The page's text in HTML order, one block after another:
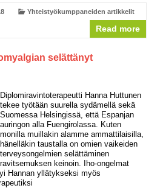
Yhteistyökumppaneiden artikkelit
Read more
selättänyt
Diplomiravintoterapeutti Hanna Huttunen
tekee työtään suurella sydämellä sekä
Suomessa Helsingissä, että Espanjan
auringon alla Fuengirolassa. Kuten
monilla muillakin alamme ammattilaisilla,
hänelläkin taustalla on omien vaikeiden
terveysongelmien selättäminen
ravitsemuksen keinoin. Iho-ongelmat
Hannan yllätykseksi myös